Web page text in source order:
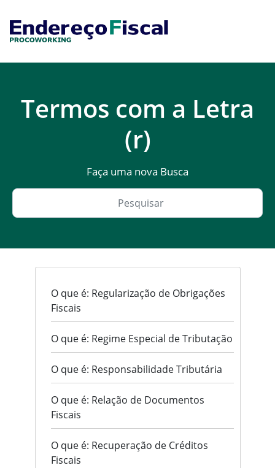
Termos com a Letra
(r)
Faça uma nova Busca
O que é: Regularização de Obrigações
Fiscais
O que é: Regime Especial de Tributação
O que é: Responsabilidade Tributária
O que é: Relação de Documentos
Fiscais
O que é: Recuperação de Créditos
Fiscais